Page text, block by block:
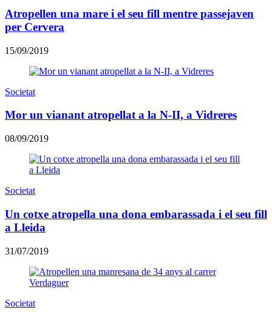
Atropellen una mare i el seu fill mentre passejaven
per Cervera
15/09/2019
Societat
Mor un vianant atropellat a la N-II, a Vidreres
08/09/2019
Societat
Un cotxe atropella una dona embarassada i el seu fill
a Lleida
31/07/2019
Societat